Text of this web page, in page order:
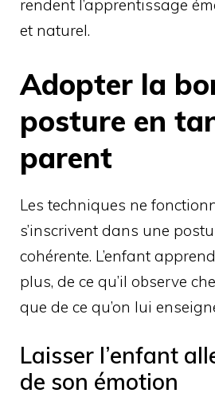
rendent l’apprentissage
et naturel.
Adopter la
posture en
parent
Les techniques ne
s’inscrivent dans une
cohérente. L’enfant
plus, de ce qu’il observe
que de ce qu’on lui
Laisser l’enfant
de son émotion